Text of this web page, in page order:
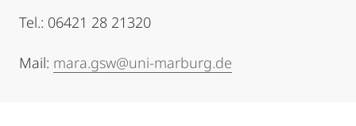
Tel.: 06421 28 21320
Mail: mara.gsw@uni-marburg.de